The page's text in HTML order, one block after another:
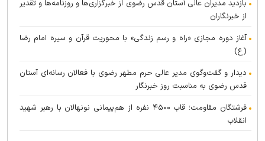
بازدید مدیران عالی آستان قدس رضوی از خبرگزاری‌ها و روزنامه‌ها و تقدیر
از خبرنگاران
آغاز دوره مجازی «راه و رسم زندگی» با محوریت قرآن و سیره امام رضا
(ع)
دیدار و گفت‌وگوی مدیر عالی حرم مطهر رضوی با فعالان رسانه‌ای آستان
قدس رضوی به مناسبت روز خبرنگار
فرشتگان مقاومت؛ قاب ۴۵۰۰ نفره از هم‌پیمانی نونهالان با رهبر شهید
انقلاب